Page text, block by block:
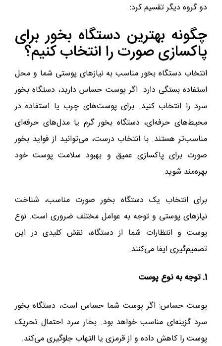
دو گروه دیگر تقسیم کرد:
چگونه بهترین دستگاه بخور برای
پاکسازی صورت را انتخاب کنیم؟
انتخاب دستگاه بخور مناسب به نیازهای پوستی شما و محل
استفاده بستگی دارد. اگر پوست حساس دارید، دستگاه بخور
سرد را انتخاب کنید. برای پوست‌های چرب یا استفاده در
محیط‌های حرفه‌ای، دستگاه بخور گرم یا مدل‌های حرفه‌ای
مناسب‌تر هستند. با انتخاب درست، می‌توانید از فواید بخور
صورت برای پاکسازی عمیق و بهبود سلامت پوست خود
بهره‌مند شوید.
برای انتخاب یک دستگاه بخور صورت مناسب، شناخت
نیازهای پوستی و توجه به عوامل مختلف ضروری است. نوع
پوست و انتظارات شما از دستگاه، نقش کلیدی در این
تصمیم‌گیری ایفا می‌کنند.
1. توجه به نوع پوست
پوست حساس: اگر پوست شما حساس است، دستگاه بخور
سرد گزینه‌ای مناسب خواهد بود. بخار سرد احتمال تحریک
پوست را کاهش داده و از قرمزی یا التهاب جلوگیری می‌کند.